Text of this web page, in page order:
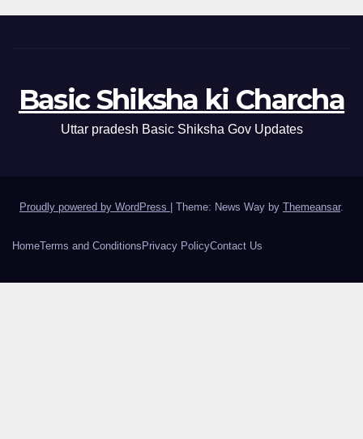
Basic Shiksha ki Charcha
Uttar pradesh Basic Shiksha Gov Updates
Proudly powered by WordPress Theme: News Way by Themeansar.
HomeTerms and Conditions Privacy PolicyContact Us